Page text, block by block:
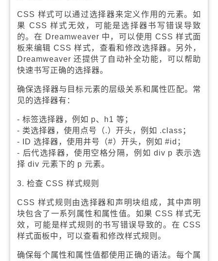
CSS 样式可以通过选择器来定义作用的元素。如
果 CSS 样式无效，可能是选择器书写错误导致
的。在 Dreamweaver 中，可以使用 CSS 样式面
板来编辑 CSS 样式，查看和修改选择器。另外，
Dreamweaver 还提供了自动补全功能，可以帮助
快速书写正确的选择器。
确保选择器与目标元素的层级关系和属性匹配。常
见的选择器有：
- 标签选择器，例如 p、h1 等；
- 类选择器，使用点号（.）开头，例如 .class；
- ID 选择器，使用井号（#）开头，例如 #id；
- 后代选择器，使用空格分隔，例如 div p 表示选
择 div 元素下的 p 元素。
3. 检查 CSS 样式规则
CSS 样式规则由选择器和声明块组成，其中声明
块包含了一系列属性和属性值。如果 CSS 样式无
效，可能是样式规则的书写错误导致的。在 CSS
样式面板中，可以查看和修改样式规则。
确保每个属性和属性值都使用正确的语法。每个属